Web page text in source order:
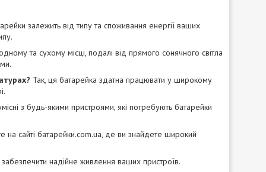
залежить від типу та споживання енергії ваших
та сухому місці, подалі від прямого сонячного світла
Так, ця батарейка здатна працювати у широкому
з будь-якими пристроями, які потребують батарейки
сайті батарейки.com.ua, де ви знайдете широкий
забезпечити надійне живлення ваших пристроїв.